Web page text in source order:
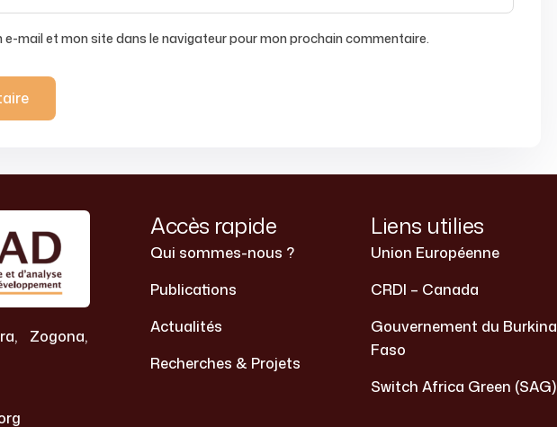
e-mail et mon site dans le navigateur pour mon prochain commentaire.
Zogona,
Accès rapide
Qui sommes-nous ?
Publications
Actualités
Recherches & Projets
Liens utilies
Union Européenne
CRDI – Canada
Gouvernement du Burkina
Faso
Switch Africa Green (SAG)